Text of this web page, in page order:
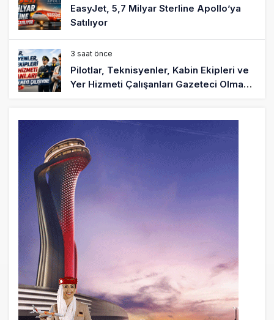
EasyJet, 5,7 Milyar Sterline Apollo’ya
Satılıyor
3 saat önce
Pilotlar, Teknisyenler, Kabin Ekipleri ve
Yer Hizmeti Çalışanları Gazeteci Olmaya
BookingAgora’dan Dubai’ye iki FAM Trip
8 saat önce
AJet Uçuşlarıyla Rus Turist İçin Yeni
Türkiye Rotası
9 saat önce
Airbus Temmuz bilançosunu açıkladı:
204 yeni sipariş
9 saat önce
İstanbul uçağına polis köpeklerle girdi: 3